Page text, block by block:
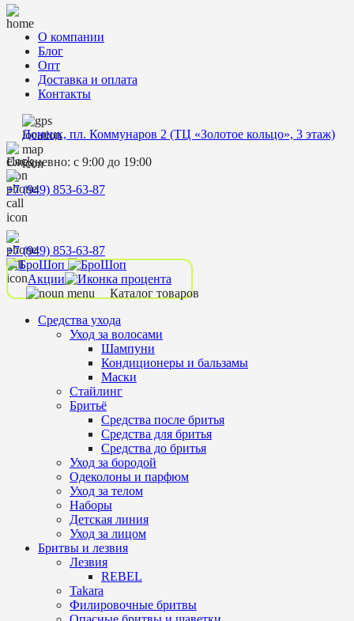
О компании
Блог
Опт
Доставка и оплата
Контакты
Донецк, пл. Коммунаров 2 (ТЦ «Золотое кольцо», 3 этаж)
Ежедневно: с 9:00 до 19:00
+7 (949) 853-63-87
+7 (949) 853-63-87
Акции
Каталог товаров
Средства ухода
Уход за волосами
Шампуни
Кондиционеры и бальзамы
Маски
Стайлинг
Бритьё
Средства после бритья
Средства для бритья
Средства до бритья
Уход за бородой
Одеколоны и парфюм
Уход за телом
Наборы
Детская линия
Уход за лицом
Бритвы и лезвия
Лезвия
REBEL
Takara
Филировочные бритвы